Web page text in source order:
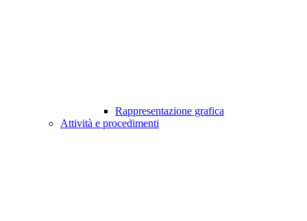
Rappresentazione grafica
Attività e procedimenti